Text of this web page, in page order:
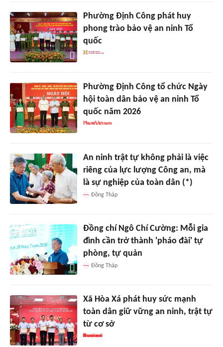
Phường Định Công phát huy
phong trào bảo vệ an ninh Tổ
quốc
Phường Định Công tổ chức Ngày
hội toàn dân bảo vệ an ninh Tổ
quốc năm 2026
An ninh trật tự không phải là việc
riêng của lực lượng Công an, mà
là sự nghiệp của toàn dân (*)
Đồng Tháp
Đồng chí Ngô Chí Cường: Mỗi gia
đình cần trở thành 'pháo đài' tự
phòng, tự quản
Đồng Tháp
Xã Hòa Xá phát huy sức mạnh
toàn dân giữ vững an ninh, trật tự
từ cơ sở